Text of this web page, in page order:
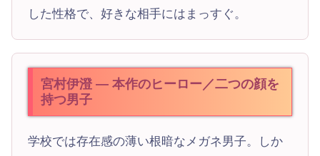
した性格で、好きな相手にはまっすぐ。
宮村伊澄 — 本作のヒーロー／二つの顔を
持つ男子
学校では存在感の薄い根暗なメガネ男子。しか